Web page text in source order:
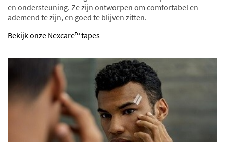
en ondersteuning. Ze zijn ontworpen om comfortabel en
ademend te zijn, en goed te blijven zitten.
Bekijk onze Nexcare™ tapes